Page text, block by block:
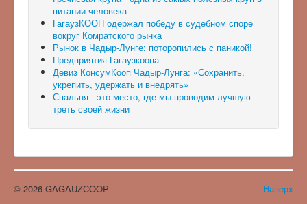
питании человека
ГагаузКООП одержал победу в судебном споре
вокруг Комратского рынка
Рынок в Чадыр-Лунге: поторопились с паникой!
Предприятия Гагаузкоопа
Девиз КонсумКооп Чадыр-Лунга: «Сохранить,
укрепить, удержать и внедрять»
Спальня - это место, где мы проводим лучшую
треть своей жизни
Наверх
© 2026 GAGAUZCOOP